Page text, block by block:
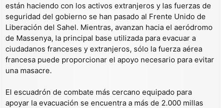
están haciendo con los activos extranjeros y las fuerzas de
seguridad del gobierno se han pasado al Frente Unido de
Liberación del Sahel. Mientras, avanzan hacia el aeródromo
de Massenya, la principal base utilizada para evacuar a
ciudadanos franceses y extranjeros, sólo la fuerza aérea
francesa puede proporcionar el apoyo necesario para evitar
una masacre.
El escuadrón de combate más cercano equipado para
apoyar la evacuación se encuentra a más de 2.000 millas